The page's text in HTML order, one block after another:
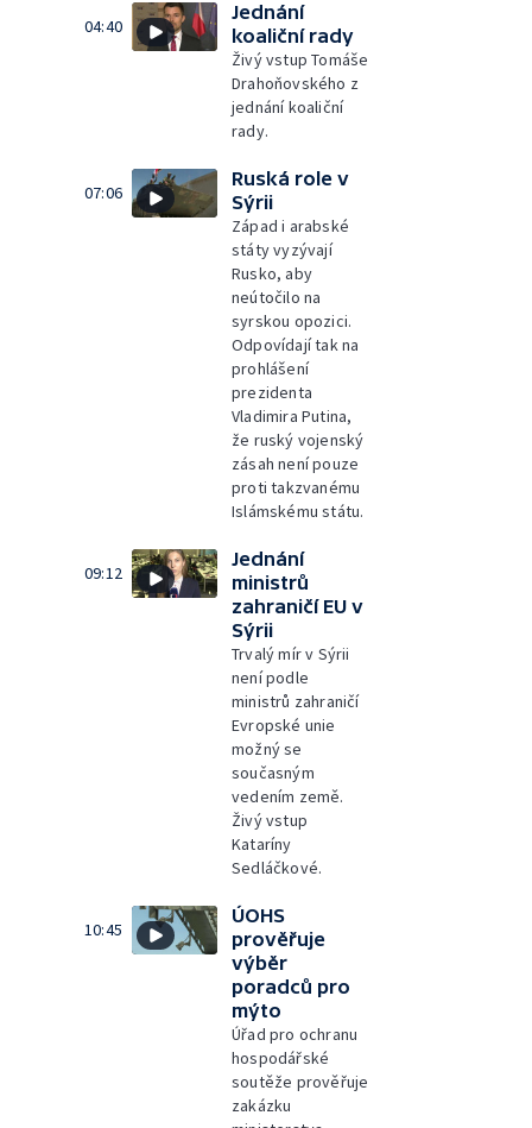
04:40
Jednání
koaliční rady
Živý vstup Tomáše
Drahoňovského z
jednání koaliční
rady.
07:06
Ruská role v
Sýrii
Západ i arabské
státy vyzývají
Rusko, aby
neútočilo na
syrskou opozici.
Odpovídají tak na
prohlášení
prezidenta
Vladimira Putina,
že ruský vojenský
zásah není pouze
proti takzvanému
Islámskému státu.
09:12
Jednání
ministrů
zahraničí EU v
Sýrii
Trvalý mír v Sýrii
není podle
ministrů zahraničí
Evropské unie
možný se
současným
vedením země.
Živý vstup
Kataríny
Sedláčkové.
10:45
ÚOHS
prověřuje
výběr
poradců pro
mýto
Úřad pro ochranu
hospodářské
soutěže prověřuje
zakázku